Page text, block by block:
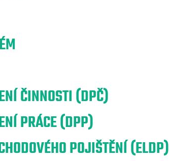
ČINNOSTI (DPČ)
PRÁCE (DPP)
POJIŠTĚNÍ (ELDP)